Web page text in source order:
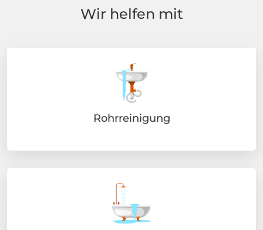
Wir helfen mit
Rohrreinigung